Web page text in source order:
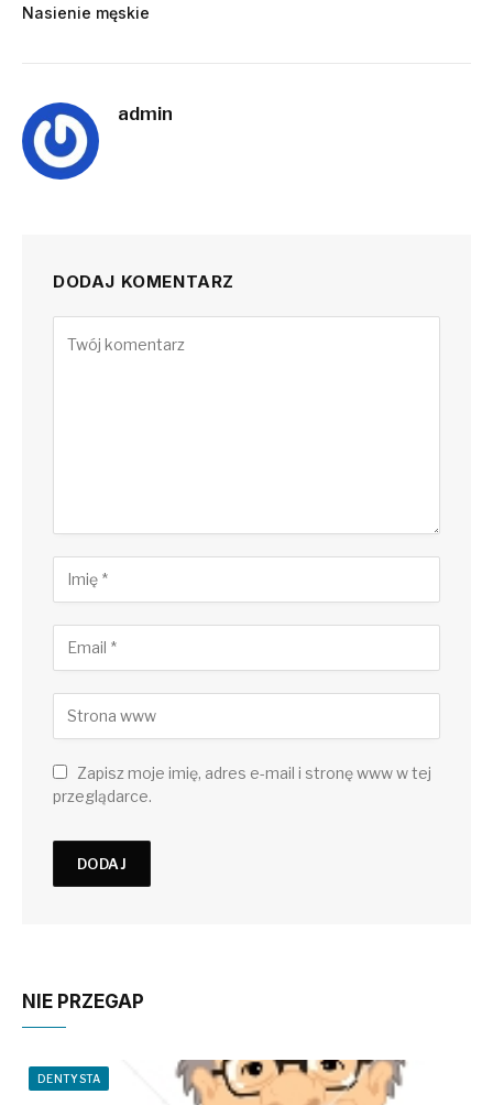
Nasienie męskie
admin
DODAJ KOMENTARZ
Zapisz moje imię, adres e-mail i stronę www w tej
przeglądarce.
NIE PRZEGAP
DENTYSTA